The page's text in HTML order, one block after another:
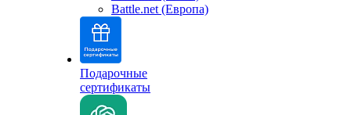
Battle.net (Европа)
Подарочные
сертификаты